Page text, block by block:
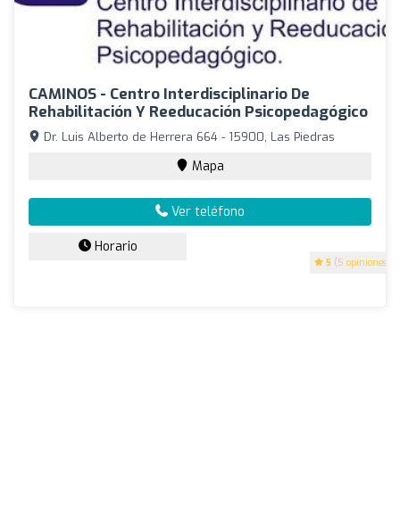
CAMINOS - Centro Interdisciplinario De
Rehabilitación Y Reeducación Psicopedagógico
5 (5 opiniones)
Dr. Luis Alberto de Herrera 664 - 15900, Las Piedras
Mapa
Ver teléfono
Horario